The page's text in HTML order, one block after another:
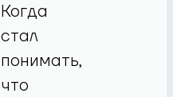
Когда
стал
понимать,
что